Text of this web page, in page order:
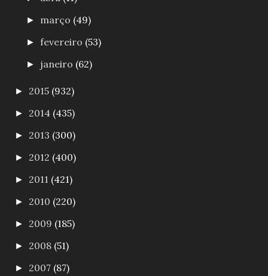
► março (49)
►fevereiro (53)
► janeiro (62)
► 2015 (932)
► 2014 (435)
► 2013 (300)
► 2012 (400)
► 2011 (421)
► 2010 (220)
► 2009 (185)
► 2008 (51)
► 2007 (87)